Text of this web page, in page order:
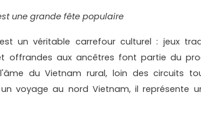
une grande fête populaire
un véritable carrefour culturel : jeux
offrandes aux ancêtres font partie du
du Vietnam rural, loin des circuits
voyage au nord Vietnam, il représente